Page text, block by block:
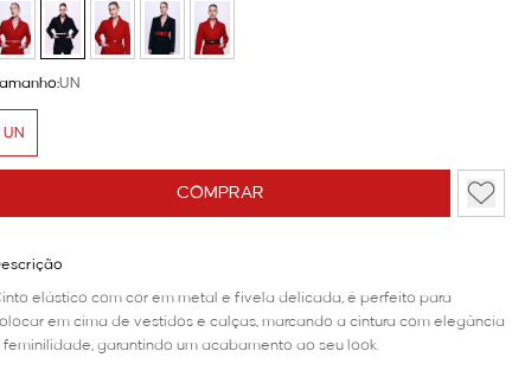
COMPRAR
UN
UN
elástico com cor em metal e fivela delicada, é perfeito para
em cima de vestidos e calças, marcando a cintura com elegância
feminilidade, garantindo um acabamento ao seu look.